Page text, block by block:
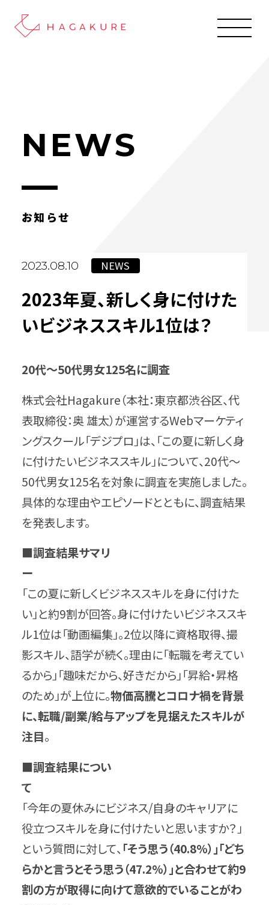
NEWS
お知らせ
2023.08.10 NEWS
2023年夏、新しく身に付けた
いビジネススキル1位は？
20代〜50代男女125名に調査
株式会社Hagakure（本社：東京都渋谷区、代
表取締役：奥 雄太）が運営するWebマーケティ
ングスクール「デジプロ」は、「この夏に新しく身
に付けたいビジネススキル」について、20代〜
50代男女125名を対象に調査を実施しました。
具体的な理由やエピソードとともに、調査結果
を発表します。
■調査結果サマリ
ー
「この夏に新しくビジネススキルを身に付けた
い」と約9割が回答。身に付けたいビジネススキ
ル1位は「動画編集」。2位以降に資格取得、撮
影スキル、語学が続く。理由に「転職を考えてい
るから」「趣味だから、好きだから」「昇給・昇格
のため」が上位に。物価高騰とコロナ禍を背景
に、転職/副業/給与アップを見据えたスキルが
注目。
■調査結果につい
て
「今年の夏休みにビジネス/自身のキャリアに
役立つスキルを身に付けたいと思いますか？」
という質問に対して、「そう思う（40.8%）」「どち
らかと言うとそう思う（47.2%）」と合わせて約9
割の方が取得に向けて意欲的でいることがわ